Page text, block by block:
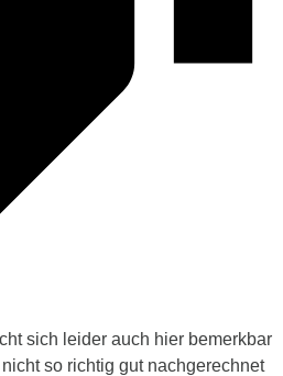
sich leider auch hier bemerkbar
so richtig gut nachgerechnet